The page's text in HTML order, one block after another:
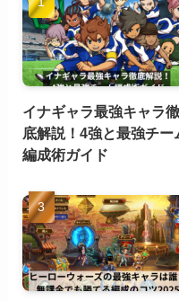
イナギャラ最強キャラ徹
底解説！4強と最強チー
編成術ガイド